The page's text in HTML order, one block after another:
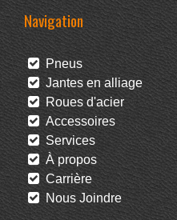
Navigation
Pneus
Jantes en alliage
Roues d'acier
Accessoires
Services
À propos
Carrière
Nous Joindre